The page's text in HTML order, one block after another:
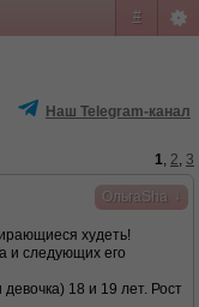
#
Наш Telegram-канал
1, 2, 3
ОльгаSha
худеть!
и следующих его
18 и 19 лет. Рост